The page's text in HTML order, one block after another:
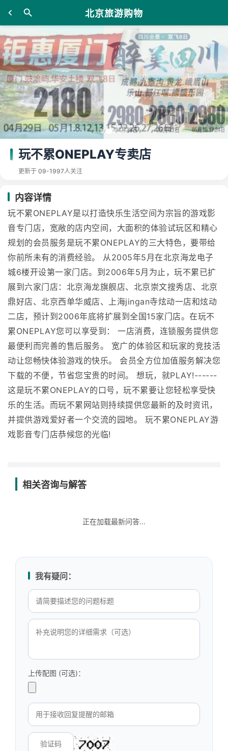
北京旅游购物
玩不累ONEPLAY专卖店
更新于 09-1997人关注
内容详情
玩不累ONEPLAY是以打造快乐生活空间为宗旨的游戏影
音专门店，宽敞的店内空间，大面积的体验试玩区和精心
规划的会员服务是玩不累ONEPLAY的三大特色，要带给
你前所未有的消费经验。 从2005年5月在北京海龙电子
城6楼开设第一家门店。到2006年5月为止，玩不累已扩
展到六家门店：北京海龙旗舰店、北京崇文搜秀店、北京
鼎好店、北京西单华威店、上海jingan寺炫动一店和炫动
二店，预计到2006年底将扩展到全国15家门店。在玩不
累ONEPLAY您可以享受到： 一店消费，连锁服务提供您
最便利而完善的售后服务。 宽广的体验区和玩家的竞技活
动让您畅快体验游戏的快乐。 会员全方位加值服务解决您
下载的不便，节省您宝贵的时间。 想玩，就PLAY!------
这是玩不累ONEPLAY的口号，玩不累要让您轻松享受快
乐的生活。而玩不累网站则持续提供您最新的及时资讯，
并提供游戏爱好者一个交流的园地。 玩不累ONEPLAY游
戏影音专门店恭候您的光临!
相关咨询与解答
正在加载最新问答...
我有疑问：
上传配图 (可选)：